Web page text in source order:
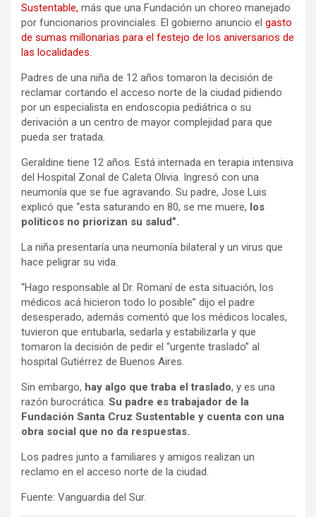
Sustentable, más que una Fundación un choreo manejado
por funcionarios provinciales. El gobierno anuncio el gasto
de sumas millonarias para el festejo de los aniversarios de
las localidades.
Padres de una niña de 12 años tomaron la decisión de
reclamar cortando el acceso norte de la ciudad pidiendo
por un especialista en endoscopia pediátrica o su
derivación a un centro de mayor complejidad para que
pueda ser tratada.
Geraldine tiene 12 años. Está internada en terapia intensiva
del Hospital Zonal de Caleta Olivia. Ingresó con una
neumonía que se fue agravando. Su padre, Jose Luis
explicó que “esta saturando en 80, se me muere, los
políticos no priorizan su salud”.
La niña presentaría una neumonía bilateral y un virus que
hace peligrar su vida.
“Hago responsable al Dr. Romaní de esta situación, los
médicos acá hicieron todo lo posible” dijo el padre
desesperado, además comentó que los médicos locales,
tuvieron que entubarla, sedarla y estabilizarla y que
tomaron la decisión de pedir el “urgente traslado” al
hospital Gutiérrez de Buenos Aires.
Sin embargo, hay algo que traba el traslado, y es una
razón burocrática. Su padre es trabajador de la
Fundación Santa Cruz Sustentable y cuenta con una
obra social que no da respuestas.
Los padres junto a familiares y amigos realizan un
reclamo en el acceso norte de la ciudad.
Fuente: Vanguardia del Sur.